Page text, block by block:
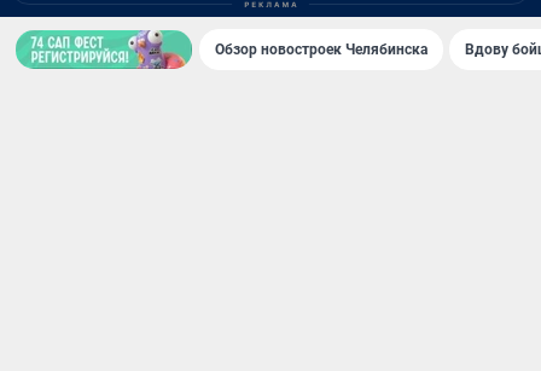
Обзор новостроек Челябинска Вдову